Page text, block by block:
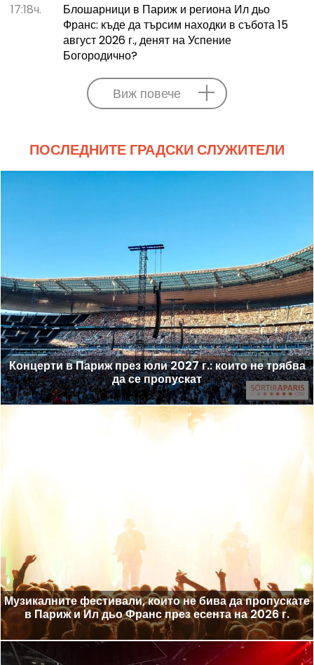
17:18ч.
Блошарници в Париж и региона Ил дьо
Франс: къде да търсим находки в събота 15
август 2026 г., денят на Успение
Богородично?
Виж повече
ПОСЛЕДНИТЕ ГРАДСКИ СЛУЖИТЕЛИ
Концерти в Париж през юли 2027 г.: които не трябва
да се пропускат
Музикалните фестивали, които не бива да пропускате
в Париж и Ил дьо Франс през есента на 2026 г.